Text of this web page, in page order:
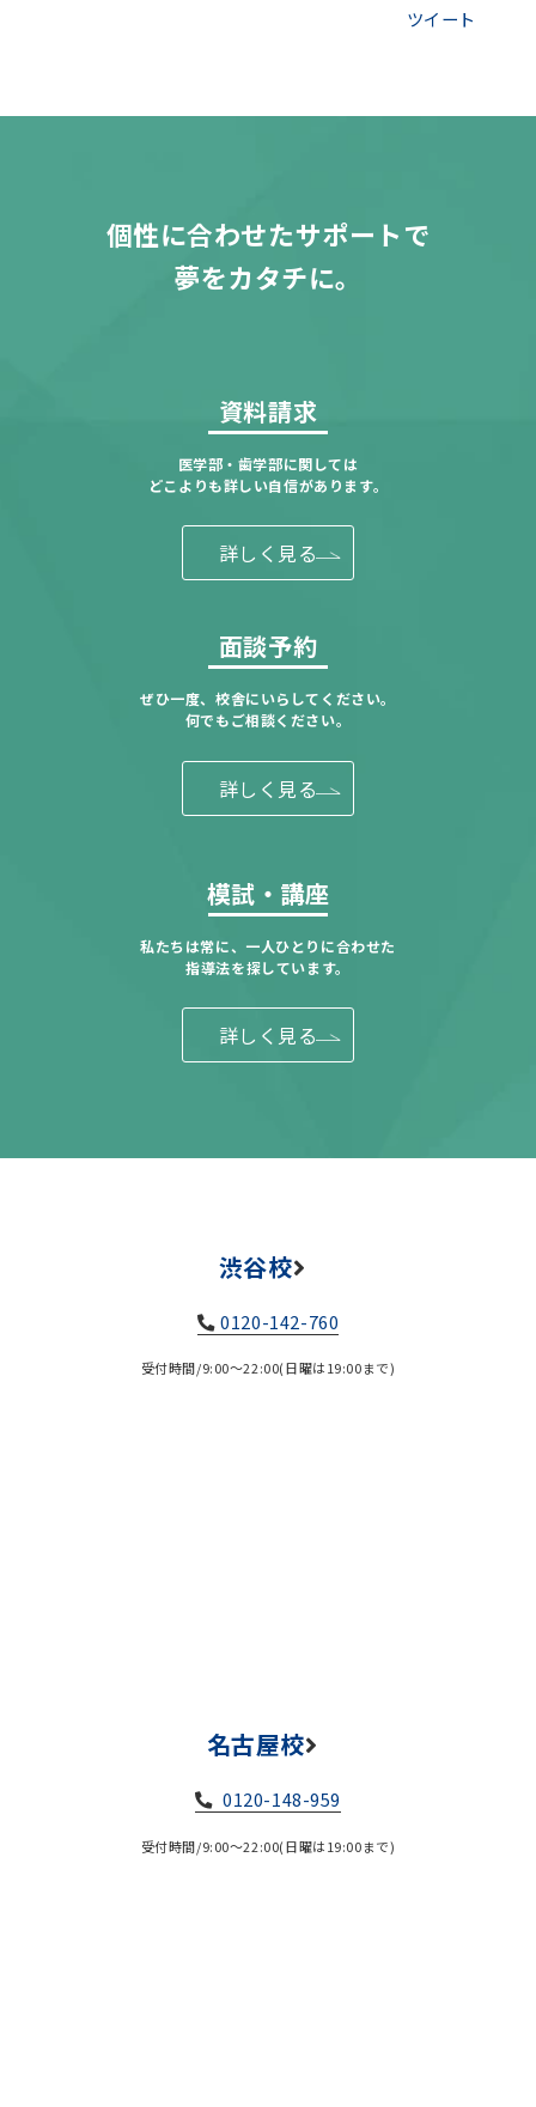
ツイート
個性に合わせたサポートで
夢をカタチに。
資料請求
医学部・歯学部に関しては
どこよりも詳しい自信があります。
詳しく見る
面談予約
ぜひ一度、校舎にいらしてください。
何でもご相談ください。
詳しく見る
模試・講座
私たちは常に、一人ひとりに合わせた
指導法を探しています。
詳しく見る
渋谷校
0120-142-760
受付時間/9:00～22:00(日曜は19:00まで)
名古屋校
0120-148-959
受付時間/9:00～22:00(日曜は19:00まで)